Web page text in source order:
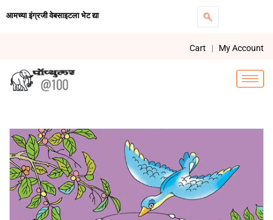
आमच्या इंग्रजी वेबसाइटला भेट द्या
Cart | My Account